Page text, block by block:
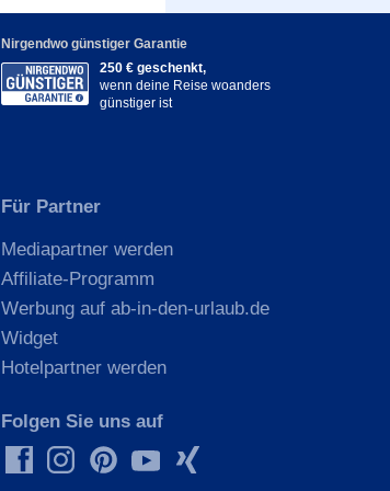
Nirgendwo günstiger Garantie
250 € geschenkt,
wenn deine Reise woanders
günstiger ist
Für Partner
Mediapartner werden
Affiliate-Programm
Werbung auf ab-in-den-urlaub.de
Widget
Hotelpartner werden
Folgen Sie uns auf